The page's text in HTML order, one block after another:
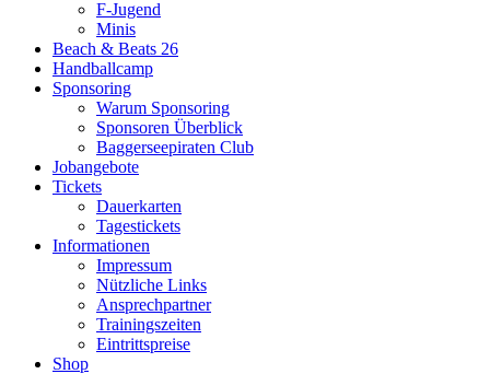
F-Jugend
Minis
Beach & Beats 26
Handballcamp
Sponsoring
Warum Sponsoring
Sponsoren Überblick
Baggerseepiraten Club
Jobangebote
Tickets
Dauerkarten
Tagestickets
Informationen
Impressum
Nützliche Links
Ansprechpartner
Trainingszeiten
Eintrittspreise
Shop